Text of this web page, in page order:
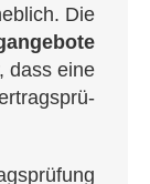
Die
dass eine